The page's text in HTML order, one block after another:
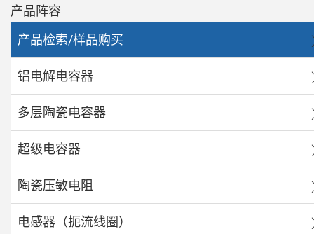
产品阵容
产品检索/样品购买
铝电解电容器
多层陶瓷电容器
超级电容器
陶瓷压敏电阻
电感器（扼流线圈）